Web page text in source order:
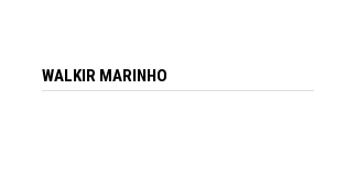
WALKIR MARINHO